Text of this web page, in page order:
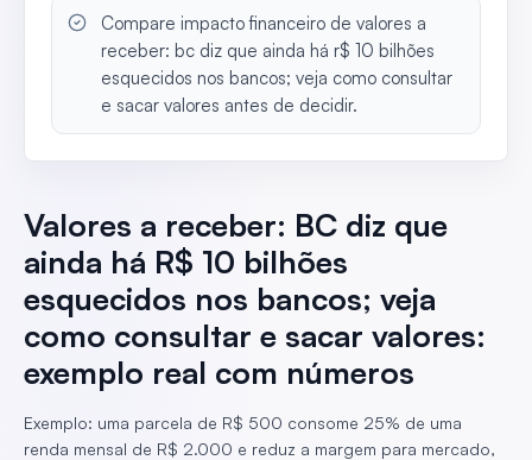
Compare impacto financeiro de valores a
receber: bc diz que ainda há r$ 10 bilhões
esquecidos nos bancos; veja como consultar
e sacar valores antes de decidir.
Valores a receber: BC diz que
ainda há R$ 10 bilhões
esquecidos nos bancos; veja
como consultar e sacar valores:
exemplo real com números
Exemplo: uma parcela de R$ 500 consome 25% de uma
renda mensal de R$ 2.000 e reduz a margem para mercado,